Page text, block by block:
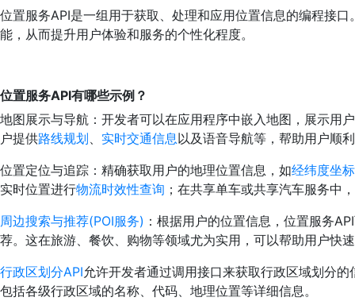
位置服务API是一组用于获取、处理和应用位置信息的编程接
能，从而提升用户体验和服务的个性化程度。
位置服务API有哪些示例？
地图展示与导航：开发者可以在应用程序中嵌入地图，展示用
户提供路线规划、 实时交通信息以及语音导航等，帮助用户顺
位置定位与追踪：精确获取用户的地理位置信息，如经纬度坐标
实时位置进行物流时效性查询 ；在共享单车或共享汽车服务中
周边搜索与推荐(POI服务) ：根据用户的位置信息，位置服务
荐。这在旅游、餐饮、购物等领域尤为实用，可以帮助用户快
行政区划分API允许开发者通过调用接口来获取行政区域划分
包括各级行政区域的名称、代码、地理位置等详细信息。